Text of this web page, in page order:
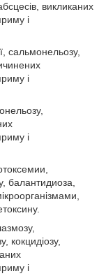
викликаних
і
сальмонельозу,
і
і
балантидиоза,
кокцидіозу,
і